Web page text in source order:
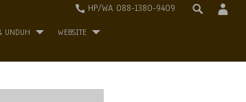
HP/WA 088-1380-9409
UNDUH WEBSITE